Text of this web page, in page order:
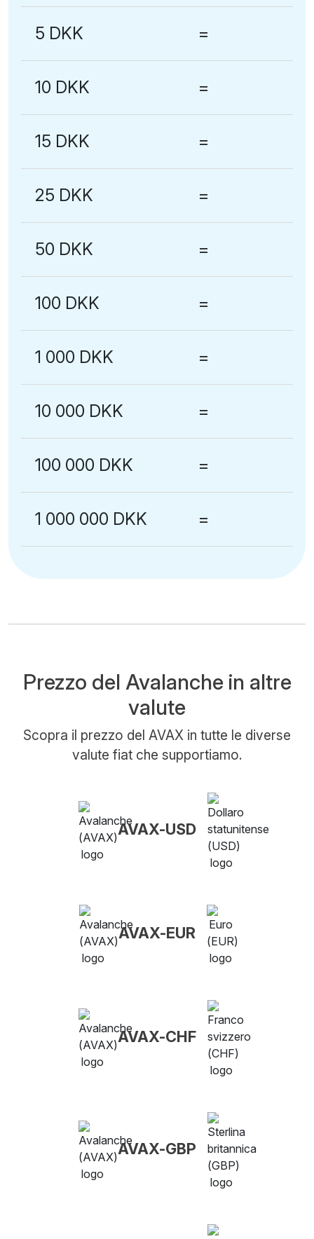
5 DKK =
10 DKK =
15 DKK =
25 DKK =
50 DKK =
100 DKK =
1 000 DKK =
10 000 DKK =
100 000 DKK =
1 000 000 DKK =
Prezzo del Avalanche in altre
valute
Scopra il prezzo del AVAX in tutte le diverse
valute fiat che supportiamo.
AVAX-USD
AVAX-EUR
AVAX-CHF
AVAX-GBP